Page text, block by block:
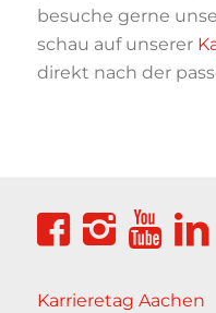
besuche gerne
schau auf unserer
direkt nach der
Karrieretag Aachen